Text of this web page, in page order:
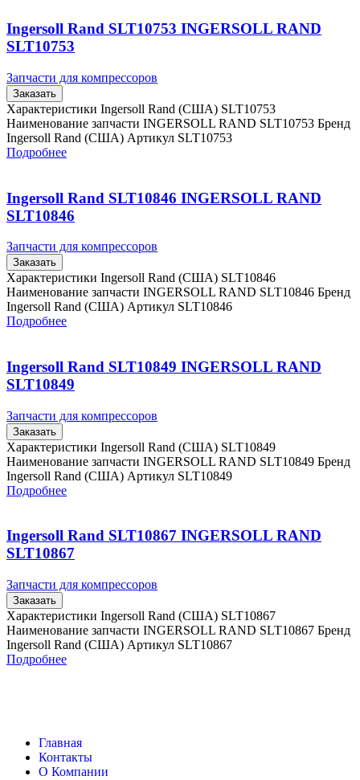
Ingersoll Rand SLT10753 INGERSOLL RAND
SLT10753
Запчасти для компрессоров
Заказать
Характеристики Ingersoll Rand (США) SLT10753
Наименование запчасти INGERSOLL RAND SLT10753 Бренд
Ingersoll Rand (США) Артикул SLT10753
Подробнее
Ingersoll Rand SLT10846 INGERSOLL RAND
SLT10846
Запчасти для компрессоров
Заказать
Характеристики Ingersoll Rand (США) SLT10846
Наименование запчасти INGERSOLL RAND SLT10846 Бренд
Ingersoll Rand (США) Артикул SLT10846
Подробнее
Ingersoll Rand SLT10849 INGERSOLL RAND
SLT10849
Запчасти для компрессоров
Заказать
Характеристики Ingersoll Rand (США) SLT10849
Наименование запчасти INGERSOLL RAND SLT10849 Бренд
Ingersoll Rand (США) Артикул SLT10849
Подробнее
Ingersoll Rand SLT10867 INGERSOLL RAND
SLT10867
Запчасти для компрессоров
Заказать
Характеристики Ingersoll Rand (США) SLT10867
Наименование запчасти INGERSOLL RAND SLT10867 Бренд
Ingersoll Rand (США) Артикул SLT10867
Подробнее
Главная
Контакты
О Компании